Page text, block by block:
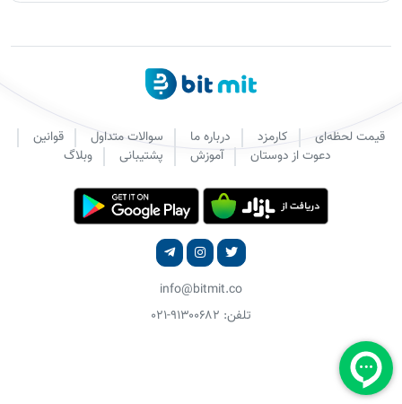
قیمت لحظه‌ای کارمزد درباره ما سوالات متداول
قوانین
دعوت از دوستان
آموزش پشتیبانی وبلاگ
info@bitmit.co
تلفن: ۹۱۳۰۰۶۸۲-۰۲۱